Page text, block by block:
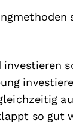
investieren
so gut